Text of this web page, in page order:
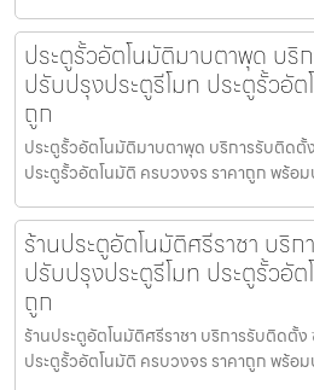
ประตูรั้วอัตโนมัติมาบตาพุด บริ
ปรับปรุงประตูรีโมท ประตูรั้วอั
ถูก
ประตูรั้วอัตโนมัติมาบตาพุด บริการรับติดตั้
ประตูรั้วอัตโนมัติ ครบวงจร ราคาถูก พร้อ
ร้านประตูอัตโนมัติศรีราชา บริ
ปรับปรุงประตูรีโมท ประตูรั้วอั
ถูก
ร้านประตูอัตโนมัติศรีราชา บริการรับติดตั้
ประตูรั้วอัตโนมัติ ครบวงจร ราคาถูก พร้อ